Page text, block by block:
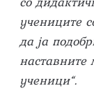
учениците
да ја
наставните
ученици“.